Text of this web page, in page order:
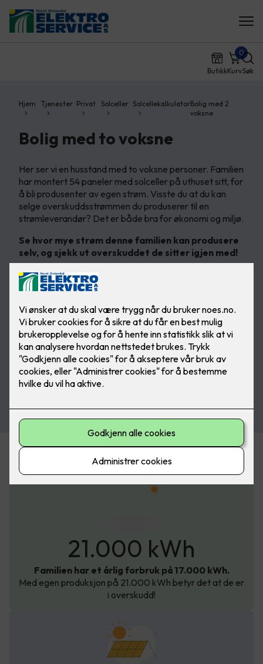
ButikkKurv
0
Søk
Hjem Tjenester Privat Solceller SolcellekalkulatorBolig med 2
voksne
Bolig med to voksne
Her ser vi en husstand med to voksne personer. Familien
har montert 54 paneler med solceller på uthuset sitt, for
å bli produsenter av egen strøm. Visste du at du kan
selge overskuddsstrømmen du produserer til en
strømleverandør? Det er både bra for økonomi og miljø.
Se hvor mye strøm denne familien kan produsere
selv, og sjekk ut overskuddet de sitter igjen med!
Husstand med to voksne personer
21.000 kWh
Familien har et årlig forbruk på 17.000 kWh.
Med egen produksjon på 21.000 kWh betyr det at de er
i overskudd!